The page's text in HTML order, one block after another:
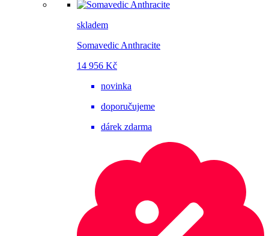
skladem
Somavedic Anthracite
14 956 Kč
novinka
doporučujeme
dárek zdarma